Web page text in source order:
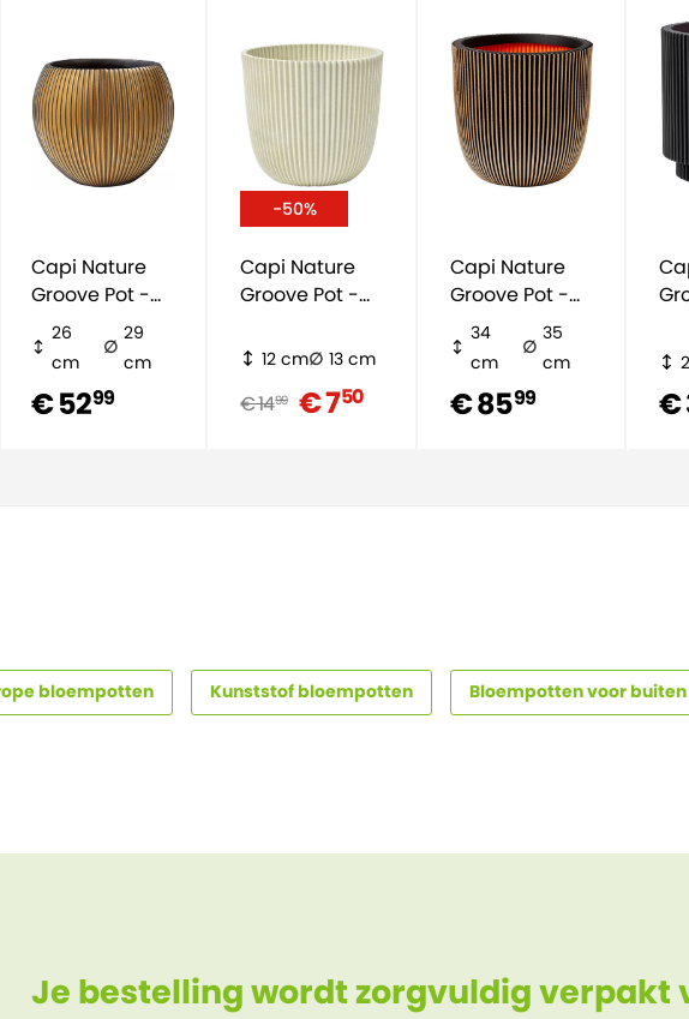
Capi Nature
Groove Pot -
Goud
26
cm
29
cm
€ 5299
-50%
Capi Nature
Groove Pot -
12 cm 13 cm
€ 1499 € 750
Capi Nature
Groove Pot -
Goud
34
cm
35
cm
€ 8599 €
bloempotten Kunststof bloempotten Bloempotten voor buiten
Je bestelling wordt zorgvuldig verpakt